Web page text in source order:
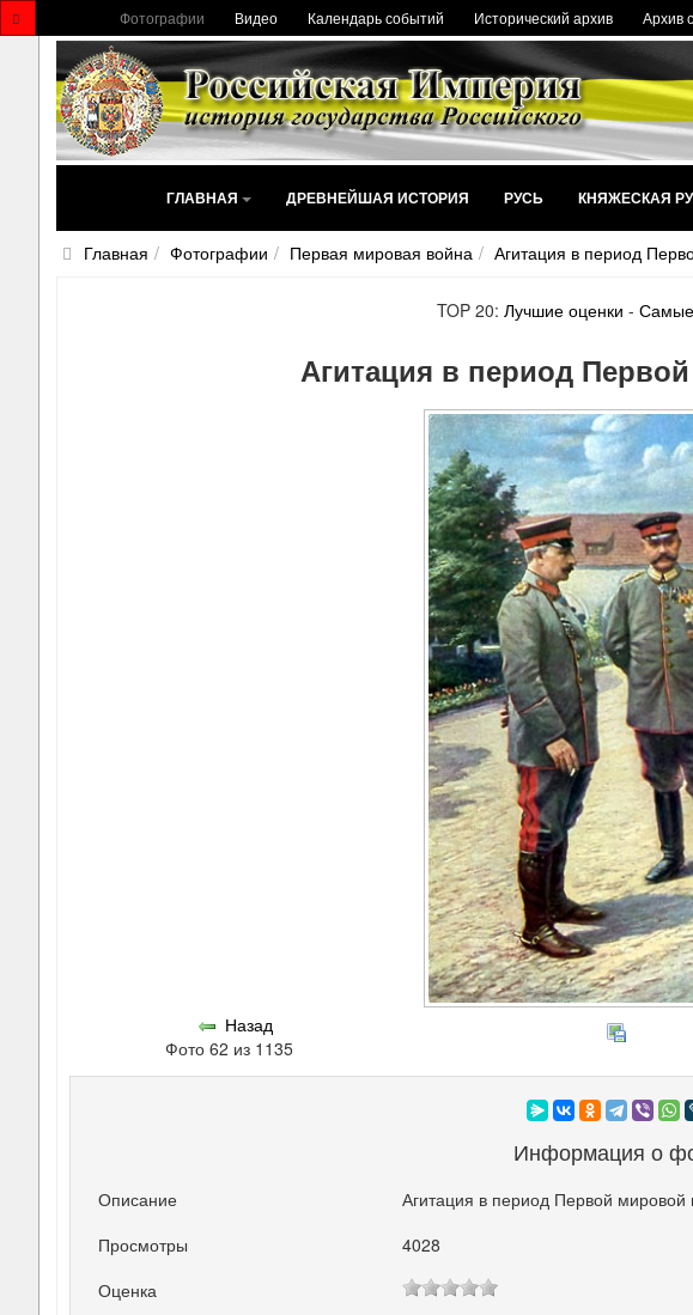
Фотографии Видео Календарь событий Исторический архив Архив
ГЛАВНАЯ ДРЕВНЕЙШАЯ ИСТОРИЯ РУСЬ КНЯЖЕСКАЯ
Главная Фотографии Первая мировая война Агитация в период
TOP 20:Лучшие оценки -
Агитация в период
Назад
Фото 62 из 1135
Информация о
Описание
Агитация в период Первой мировой
Просмотры
4028
Оценка